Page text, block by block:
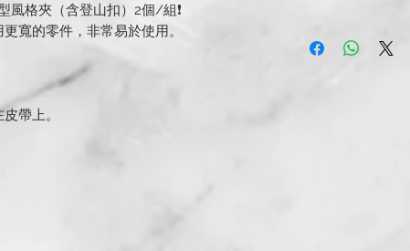
風格夾（含登山扣）2個/組❗️
寬的零件，非常易於使用。
帶上。